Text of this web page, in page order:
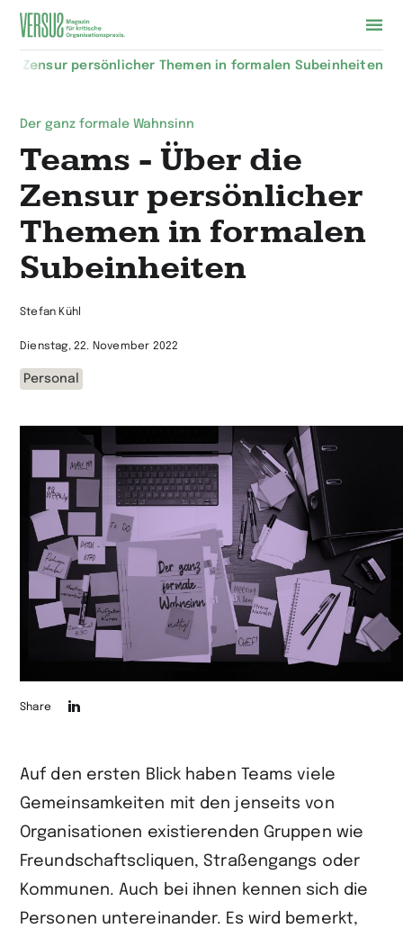
Zur
die Zensur persönlicher Themen in formalen Subeinheiten
Der ganz formale Wahnsinn
Teams - Über die
Zensur persönlicher
Themen in formalen
Subeinheiten
Stefan Kühl
Dienstag, 22. November 2022
Personal
auf
LinkedIn
teilen
Share
Auf den ersten Blick haben Teams viele
Gemeinsamkeiten mit den jenseits von
Organisationen existierenden Gruppen wie
Freundschaftscliquen, Straßengangs oder
Kommunen. Auch bei ihnen kennen sich die
Personen untereinander. Es wird bemerkt,